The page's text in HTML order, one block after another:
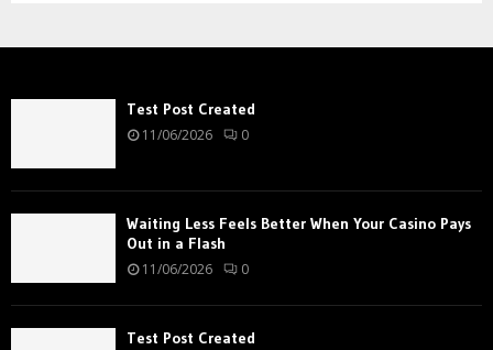
Test Post Created
11/06/2026 0
Waiting Less Feels Better When Your Casino Pays
Out in a Flash
11/06/2026 0
Test Post Created